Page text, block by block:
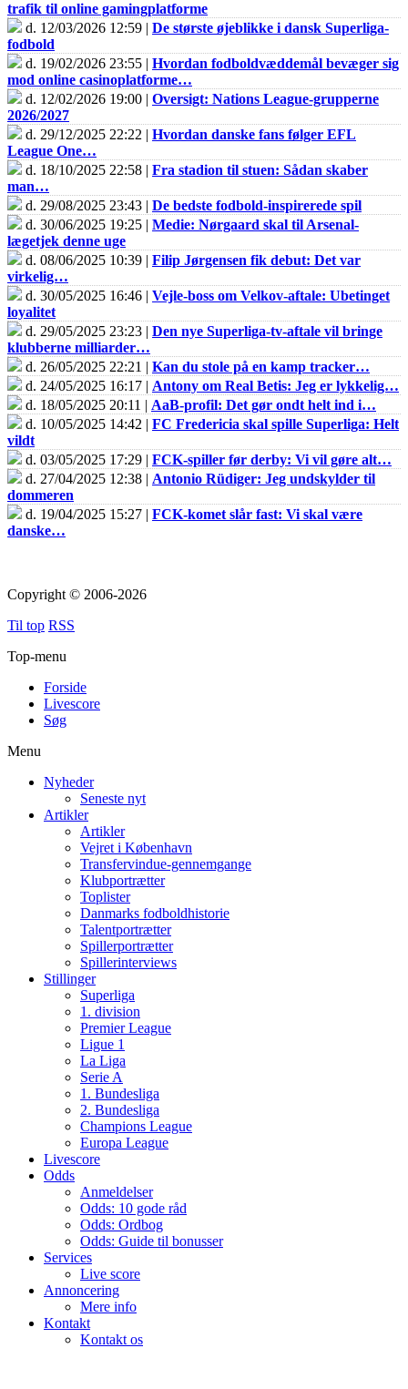
trafik til online gamingplatforme
d. 12/03/2026 12:59 | De største øjeblikke i dansk Superliga-
fodbold
d. 19/02/2026 23:55 | Hvordan fodboldvæddemål bevæger sig
mod online casinoplatforme…
d. 12/02/2026 19:00 | Oversigt: Nations League-grupperne
2026/2027
d. 29/12/2025 22:22 | Hvordan danske fans følger EFL
League One…
d. 18/10/2025 22:58 | Fra stadion til stuen: Sådan skaber
man…
d. 29/08/2025 23:43 | De bedste fodbold-inspirerede spil
d. 30/06/2025 19:25 | Medie: Nørgaard skal til Arsenal-
lægetjek denne uge
d. 08/06/2025 10:39 | Filip Jørgensen fik debut: Det var
virkelig…
d. 30/05/2025 16:46 | Vejle-boss om Velkov-aftale: Ubetinget
loyalitet
d. 29/05/2025 23:23 | Den nye Superliga-tv-aftale vil bringe
klubberne milliarder…
d. 26/05/2025 22:21 | Kan du stole på en kamp tracker…
d. 24/05/2025 16:17 | Antony om Real Betis: Jeg er lykkelig…
d. 18/05/2025 20:11 | AaB-profil: Det gør ondt helt ind i…
d. 10/05/2025 14:42 | FC Fredericia skal spille Superliga: Helt
vildt
d. 03/05/2025 17:29 | FCK-spiller før derby: Vi vil gøre alt…
d. 27/04/2025 12:38 | Antonio Rüdiger: Jeg undskylder til
dommeren
d. 19/04/2025 15:27 | FCK-komet slår fast: Vi skal være
danske…
Copyright © 2006-2026
Til top RSS
Top-menu
Forside
Livescore
Søg
Menu
Nyheder
Seneste nyt
Artikler
Artikler
Vejret i København
Transfervindue-gennemgange
Klubportrætter
Toplister
Danmarks fodboldhistorie
Talentportrætter
Spillerportrætter
Spillerinterviews
Stillinger
Superliga
1. division
Premier League
Ligue 1
La Liga
Serie A
1. Bundesliga
2. Bundesliga
Champions League
Europa League
Livescore
Odds
Anmeldelser
Odds: 10 gode råd
Odds: Ordbog
Odds: Guide til bonusser
Services
Live score
Annoncering
Mere info
Kontakt
Kontakt os